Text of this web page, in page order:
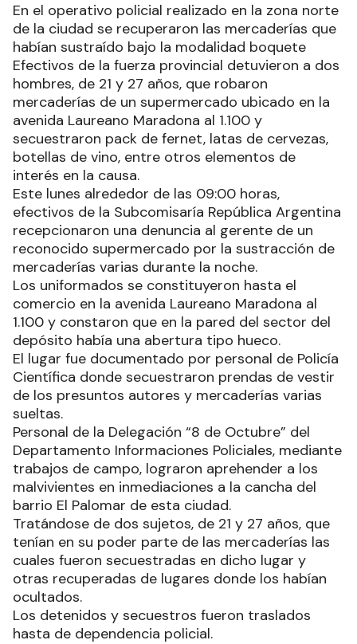
En el operativo policial realizado en la zona norte
de la ciudad se recuperaron las mercaderías que
habían sustraído bajo la modalidad boquete
Efectivos de la fuerza provincial detuvieron a dos
hombres, de 21 y 27 años, que robaron
mercaderías de un supermercado ubicado en la
avenida Laureano Maradona al 1.100 y
secuestraron pack de fernet, latas de cervezas,
botellas de vino, entre otros elementos de
interés en la causa.
Este lunes alrededor de las 09:00 horas,
efectivos de la Subcomisaría República Argentina
recepcionaron una denuncia al gerente de un
reconocido supermercado por la sustracción de
mercaderías varias durante la noche.
Los uniformados se constituyeron hasta el
comercio en la avenida Laureano Maradona al
1.100 y constaron que en la pared del sector del
depósito había una abertura tipo hueco.
El lugar fue documentado por personal de Policía
Científica donde secuestraron prendas de vestir
de los presuntos autores y mercaderías varias
sueltas.
Personal de la Delegación “8 de Octubre” del
Departamento Informaciones Policiales, mediante
trabajos de campo, lograron aprehender a los
malvivientes en inmediaciones a la cancha del
barrio El Palomar de esta ciudad.
Tratándose de dos sujetos, de 21 y 27 años, que
tenían en su poder parte de las mercaderías las
cuales fueron secuestradas en dicho lugar y
otras recuperadas de lugares donde los habían
ocultados.
Los detenidos y secuestros fueron traslados
hasta de dependencia policial.